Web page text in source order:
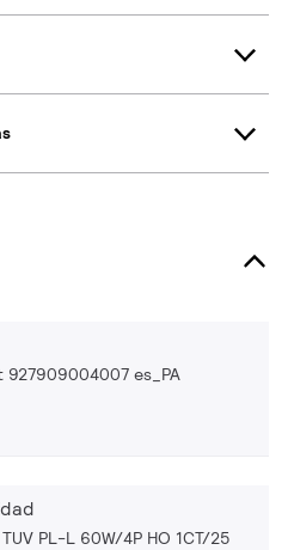
es_PA
PL-L 60W/4P HO 1CT/25